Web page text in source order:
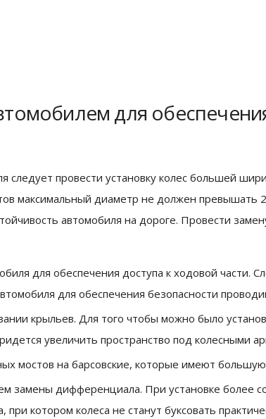
для
следует провести установку колес большей
максимальный диаметр не должен превышать
автомобиля на дороге. Провести
для обеспечения доступа к ходовой части.
для обеспечения безопасности
крыльев. Для того чтобы можно было
увеличить пространство под колесными
мостов на барсовские, которые имеют
замены дифференциала. При установке более
котором колеса не станут буксовать